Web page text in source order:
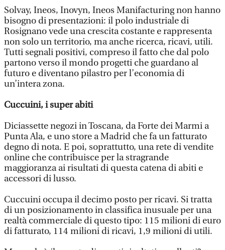
Solvay, Ineos, Inovyn, Ineos Manifacturing non hanno
bisogno di presentazioni: il polo industriale di
Rosignano vede una crescita costante e rappresenta
non solo un territorio, ma anche ricerca, ricavi, utili.
Tutti segnali positivi, compreso il fatto che dal polo
partono verso il mondo progetti che guardano al
futuro e diventano pilastro per l’economia di
un’intera zona.
Cuccuini, i super abiti
Diciassette negozi in Toscana, da Forte dei Marmi a
Punta Ala, e uno store a Madrid che fa un fatturato
degno di nota. E poi, soprattutto, una rete di vendite
online che contribuisce per la stragrande
maggioranza ai risultati di questa catena di abiti e
accessori di lusso.
Cuccuini occupa il decimo posto per ricavi. Si tratta
di un posizionamento in classifica inusuale per una
realtà commerciale di questo tipo: 115 milioni di euro
di fatturato, 114 milioni di ricavi, 1,9 milioni di utili.